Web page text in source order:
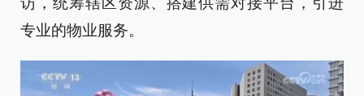
专业的物业服务。